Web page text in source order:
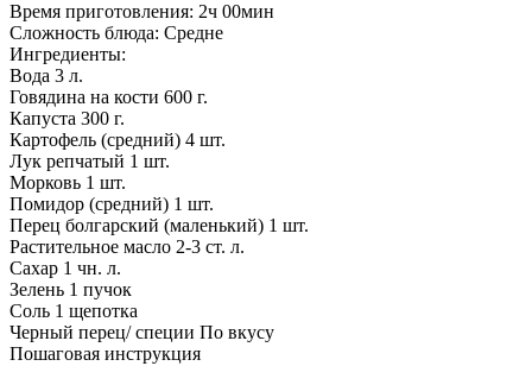
Время приготовления: 2ч 00мин
Сложность блюда: Средне
Ингредиенты:
Вода 3 л.
Говядина на кости 600 г.
Капуста 300 г.
Картофель (средний) 4 шт.
Лук репчатый 1 шт.
Морковь 1 шт.
Помидор (средний) 1 шт.
Перец болгарский (маленький) 1 шт.
Растительное масло 2-3 ст. л.
Сахар 1 чн. л.
Зелень 1 пучок
Соль 1 щепотка
Черный перец/ специи По вкусу
Пошаговая инструкция